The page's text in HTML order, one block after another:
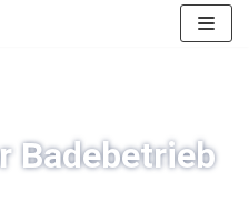
Badebetrieb